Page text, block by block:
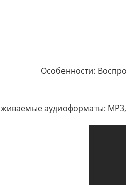
Особенности:
аудиоформаты: MP3,